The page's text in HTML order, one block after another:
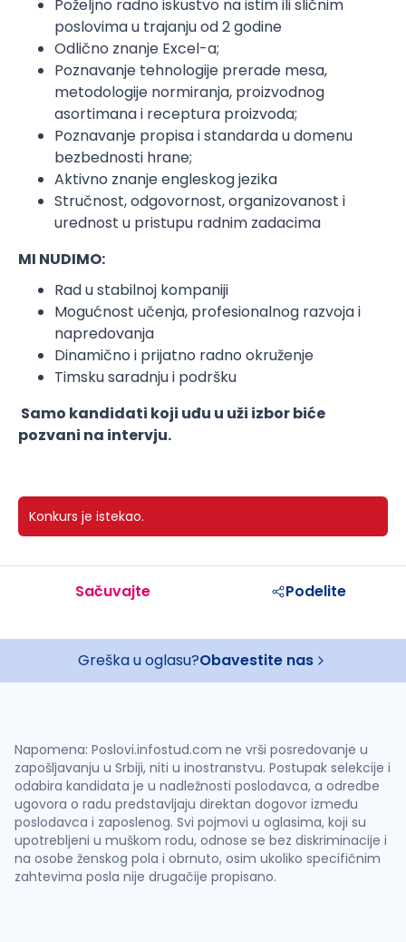
Poželjno radno iskustvo na istim ili sličnim
poslovima u trajanju od 2 godine
Odlično znanje Excel-a;
Poznavanje tehnologije prerade mesa,
metodologije normiranja, proizvodnog
asortimana i receptura proizvoda;
Poznavanje propisa i standarda u domenu
bezbednosti hrane;
Aktivno znanje engleskog jezika
Stručnost, odgovornost, organizovanost i
urednost u pristupu radnim zadacima
MI NUDIMO:
Rad u stabilnoj kompaniji
Mogućnost učenja, profesionalnog razvoja i
napredovanja
Dinamično i prijatno radno okruženje
Timsku saradnju i podršku
Samo kandidati koji uđu u uži izbor biće
pozvani na intervju.
Konkurs je istekao.
Sačuvajte Podelite
Greška u oglasu?Obavestite nas
Napomena: Poslovi.infostud.com ne vrši posredovanje u
zapošljavanju u Srbiji, niti u inostranstvu. Postupak selekcije i
odabira kandidata je u nadležnosti poslodavca, a odredbe
ugovora o radu predstavljaju direktan dogovor između
poslodavca i zaposlenog. Svi pojmovi u oglasima, koji su
upotrebljeni u muškom rodu, odnose se bez diskriminacije i
na osobe ženskog pola i obrnuto, osim ukoliko specifičnim
zahtevima posla nije drugačije propisano.